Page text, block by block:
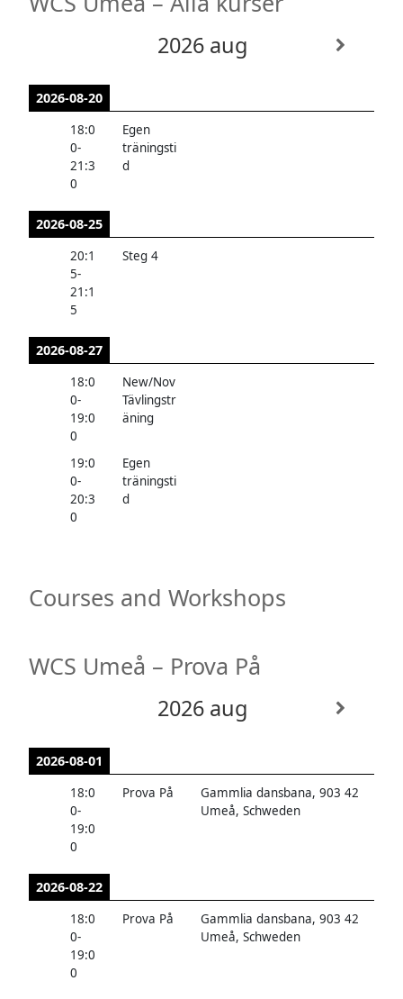
2026 aug
2026-08-20
18:0
0-
21:3
0
Egen
träningsti
d
2026-08-25
20:1
5-
21:1
5
Steg 4
2026-08-27
18:0
0-
19:0
0
New/Nov
Tävlingstr
äning
19:0
0-
20:3
0
Egen
träningsti
d
Courses and Workshops
WCS Umeå – Prova På
2026 aug
2026-08-01
18:0
0-
19:0
0
Prova På
Gammlia dansbana, 903 42
Umeå, Schweden
2026-08-22
18:0
0-
19:0
0
Prova På
Gammlia dansbana, 903 42
Umeå, Schweden